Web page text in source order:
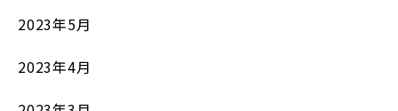
2023年5月
2023年4月